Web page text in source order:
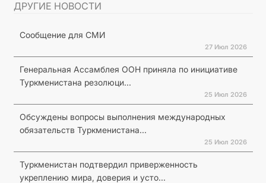
ДРУГИЕ НОВОСТИ
Сообщение для СМИ
27 Июл 2026
Генеральная Ассамблея ООН приняла по инициативе
Туркменистана резолюци...
25 Июл 2026
Обсуждены вопросы выполнения международных
обязательств Туркменистана...
25 Июл 2026
Туркменистан подтвердил приверженность
укреплению мира, доверия и усто...